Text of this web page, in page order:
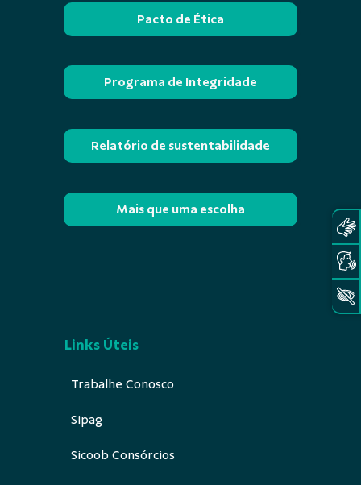
Pacto de Ética
Programa de Integridade
Relatório de sustentabilidade
Mais que uma escolha
Links Úteis
Trabalhe Conosco
Sipag
Sicoob Consórcios